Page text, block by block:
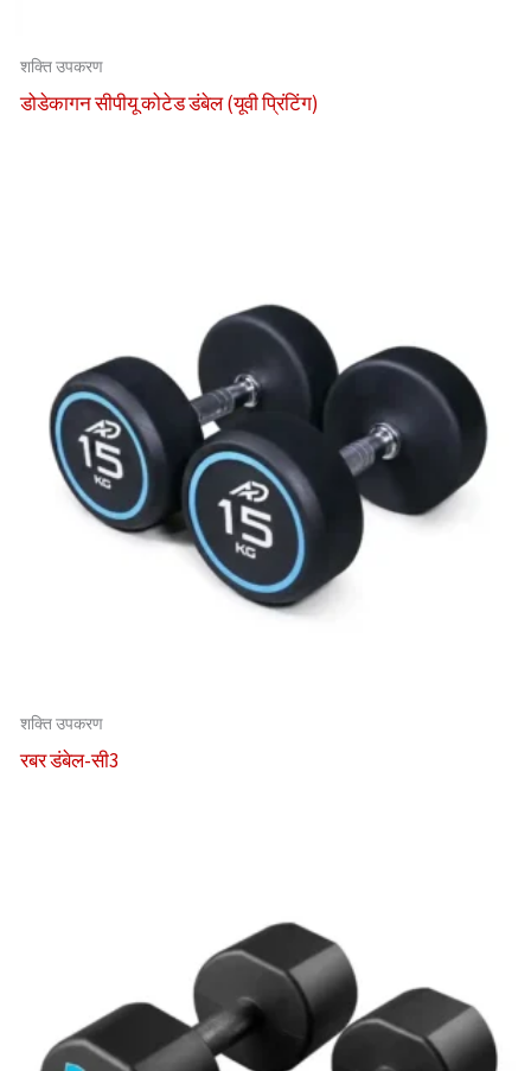
शक्ति उपकरण
डोडेकागन सीपीयू कोटेड डंबेल (यूवी प्रिंटिंग)
शक्ति उपकरण
रबर डंबेल-सी3